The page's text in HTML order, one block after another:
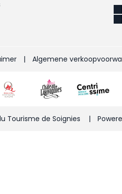
| Algemene
Tourisme de Soignies |